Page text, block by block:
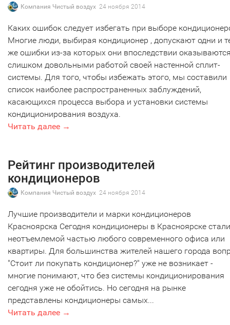
Компания Чистый воздух 24 ноября 2014
Каких ошибок следует избегать при выборе
Многие люди, выбирая кондиционер , допускают одни и
же ошибки из-за которых они впоследствии
слишком довольными работой своей настенной сплит-
системы. Для того, чтобы избежать этого, мы составили
список наиболее распространенных заблуждений,
касающихся процесса выбора и установки системы
кондиционирования воздуха.
Читать далее →
Рейтинг производителей
кондиционеров
Компания Чистый воздух 24 ноября 2014
Лучшие производители и марки кондиционеров
Красноярска Сегодня кондиционеры в Красноярске стали
неотъемлемой частью любого современного офиса или
квартиры. Для большинства жителей нашего города
"Стоит ли покупать кондиционер?" уже не возникает -
многие понимают, что без системы кондиционирования
сегодня уже не обойтись. Но сегодня на рынке
представлены кондиционеры самых...
Читать далее →